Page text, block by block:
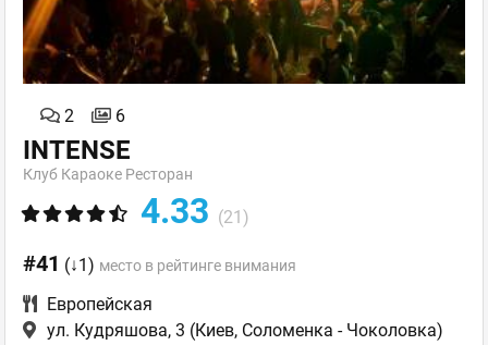
2 6
INTENSE
Клуб Караоке Ресторан
4.33 (21)
#41 (↓1) место в рейтинге внимания
Европейская
ул. Кудряшова, 3 (Киев, Соломенка - Чоколовка)